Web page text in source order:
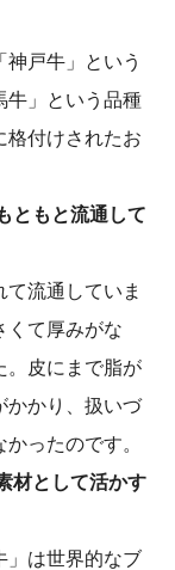
神戸牛」という
牛」という品種
格付けされたお
ともと流通して
て流通していま
くて厚みがな
。皮にまで脂が
かかり、扱いづ
ったのです。
材として活かす
」は世界的なブ